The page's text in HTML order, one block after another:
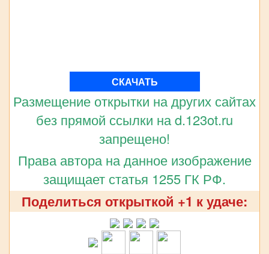
СКАЧАТЬ
Размещение открытки на других сайтах
без прямой ссылки на d.123ot.ru
запрещено!
Права автора на данное изображение
защищает статья 1255 ГК РФ.
Поделиться открыткой +1 к удаче: